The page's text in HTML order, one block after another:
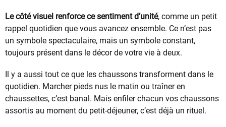
Le côté visuel renforce ce sentiment d’unité, comme un petit
rappel quotidien que vous avancez ensemble. Ce n’est pas
un symbole spectaculaire, mais un symbole constant,
toujours présent dans le décor de votre vie à deux.
Il y a aussi tout ce que les chaussons transforment dans le
quotidien. Marcher pieds nus le matin ou traîner en
chaussettes, c’est banal. Mais enfiler chacun vos chaussons
assortis au moment du petit-déjeuner, c’est déjà un rituel.